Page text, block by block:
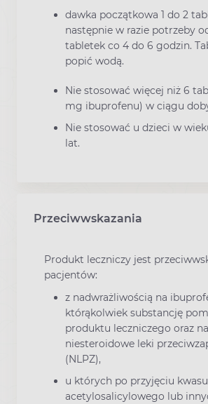
dawka początkowa 1 do 2
następnie w razie potrzeby
tabletek co 4 do 6 godzin.
popić wodą.
Nie stosować więcej niż 6
mg ibuprofenu) w ciągu
Nie stosować u dzieci w
lat.
Przeciwwskazania
Produkt leczniczy jest
pacjentów:
z nadwrażliwością na
którąkolwiek substancję
produktu leczniczego oraz
niesteroidowe leki
(NLPZ),
u których po przyjęciu kwasu
acetylosalicylowego lub